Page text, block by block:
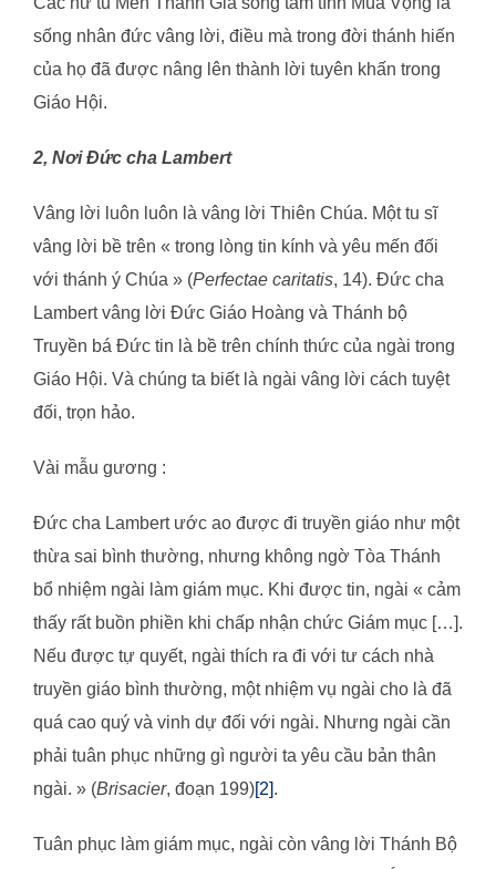
sống nhân đức vâng lời, điều mà trong đời thánh hiến
của họ đã được nâng lên thành lời tuyên khấn trong
Giáo Hội.
2, Nơi Đức cha Lambert
Vâng lời luôn luôn là vâng lời Thiên Chúa. Một tu sĩ
vâng lời bề trên « trong lòng tin kính và yêu mến đối
với thánh ý Chúa » (Perfectae caritatis, 14). Đức cha
Lambert vâng lời Đức Giáo Hoàng và Thánh bộ
Truyền bá Đức tin là bề trên chính thức của ngài trong
Giáo Hội. Và chúng ta biết là ngài vâng lời cách tuyệt
đối, trọn hảo.
Vài mẫu gương :
Đức cha Lambert ước ao được đi truyền giáo như một
thừa sai bình thường, nhưng không ngờ Tòa Thánh
bổ nhiệm ngài làm giám mục. Khi được tin, ngài « cảm
thấy rất buồn phiền khi chấp nhận chức Giám mục […].
Nếu được tự quyết, ngài thích ra đi với tư cách nhà
truyền giáo bình thường, một nhiệm vụ ngài cho là đã
quá cao quý và vinh dự đối với ngài. Nhưng ngài cần
phải tuân phục những gì người ta yêu cầu bản thân
ngài. » (Brisacier, đoạn 199)[2].
Tuân phục làm giám mục, ngài còn vâng lời Thánh Bộ